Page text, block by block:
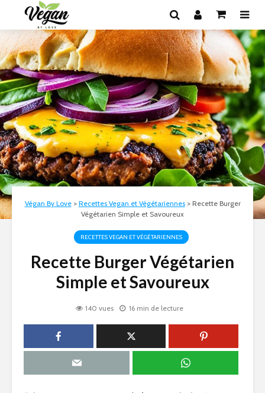
Végan By Love> Recettes Vegan et Végétariennes> Recette Burger
Végétarien Simple et Savoureux
RECETTES VEGAN ET VÉGÉTARIENNES
Recette Burger Végétarien
Simple et Savoureux
140 vues 16 min de lecture